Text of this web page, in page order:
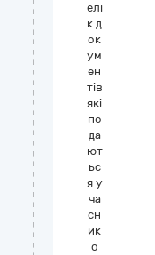
елі
к д
ок
ум
ен
тів
які
по
да
ют
ьс
я у
ча
сн
ик
о